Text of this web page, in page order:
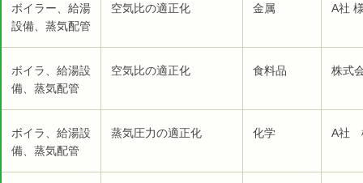
ボイラー、給湯
設備、蒸気配管
空気比の適正化 金属 A社
ボイラ、給湯設
備、蒸気配管
空気比の適正化 食料品 株式
ボイラ、給湯設
備、蒸気配管
蒸気圧力の適正化 化学 A社